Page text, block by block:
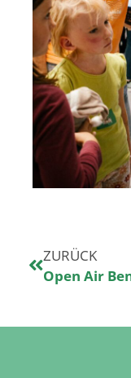
ZURÜCK